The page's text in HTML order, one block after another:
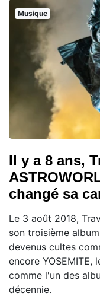
Musique
Il y a 8 ans,
changé sa
Le 3 août 2018,
son troisième
devenus cultes
encore
comme l'un des
décennie.